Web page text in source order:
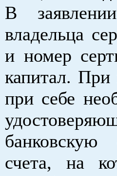
В
владельца
и номер
капитал.
при себе
банковскую
счета, на